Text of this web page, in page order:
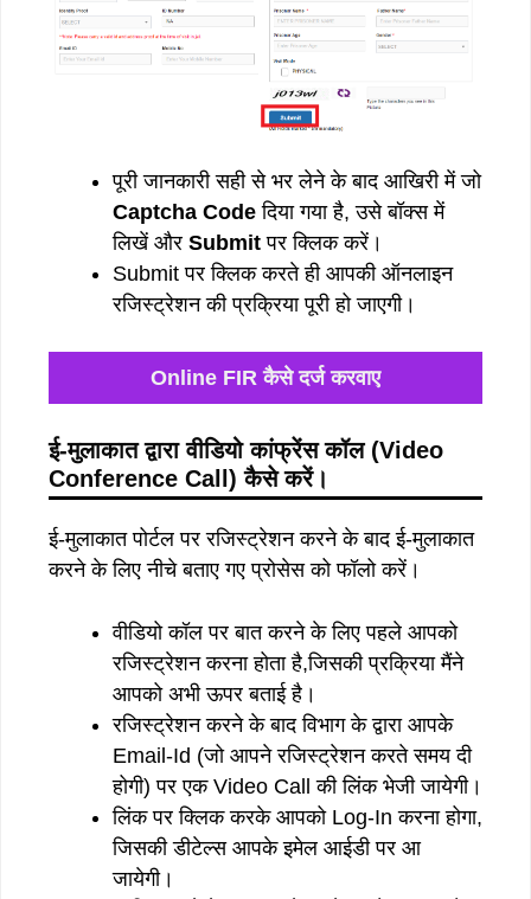
पूरी जानकारी सही से भर लेने के बाद आखिरी में जो
Captcha Codeदिया गया है, उसे बॉक्स में
लिखें और Submit पर क्लिक करें।
Submit पर क्लिक करते ही आपकी ऑनलाइन
रजिस्ट्रेशन की प्रक्रिया पूरी हो जाएगी।
Online FIR कैसे दर्ज करवाए
ई-मुलाकात द्वारा वीडियो कांफ्रेंस कॉल (Video
Conference Call) कैसे करें।
ई-मुलाकात पोर्टल पर रजिस्ट्रेशन करने के बाद ई-मुलाकात
करने के लिए नीचे बताए गए प्रोसेस को फॉलो करें।
वीडियो कॉल पर बात करने के लिए पहले आपको
रजिस्ट्रेशन करना होता है,जिसकी प्रक्रिया मैंने
आपको अभी ऊपर बताई है।
रजिस्ट्रेशन करने के बाद विभाग के द्वारा आपके
Email-Id (जो आपने रजिस्ट्रेशन करते समय दी
होगी) पर एक Video Call की लिंक भेजी जायेगी।
लिंक पर क्लिक करके आपको Log-In करना होगा,
जिसकी डीटेल्स आपके इमेल आईडी पर आ
जायेगी।